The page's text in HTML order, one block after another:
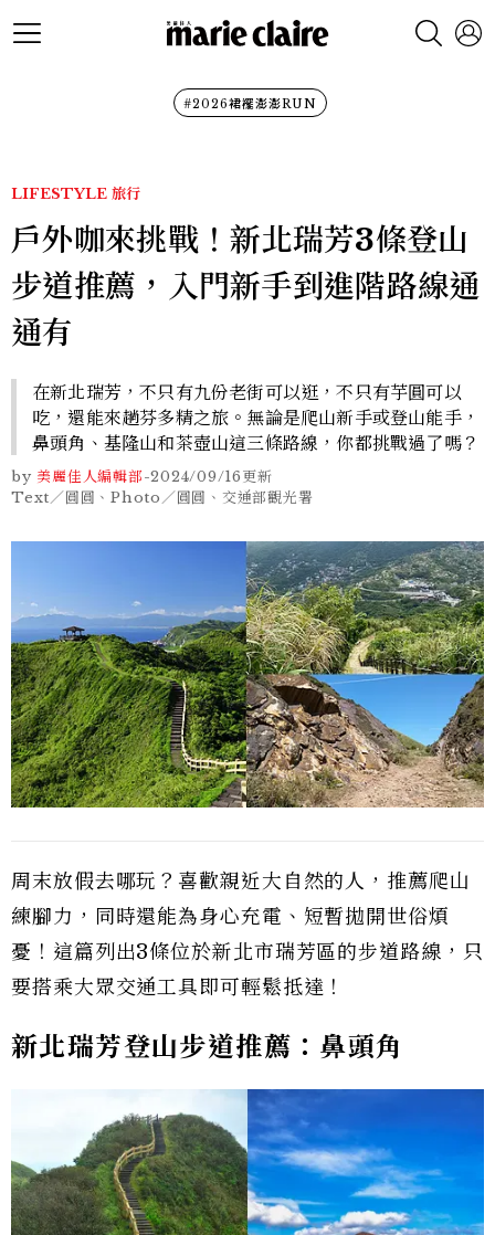
#2026裙襬澎澎RUN
LIFESTYLE 旅行
戶外咖來挑戰！新北瑞芳3條登山
步道推薦，入門新手到進階路線通
通有
在新北瑞芳，不只有九份老街可以逛，不只有芋圓可以
吃，還能來趟芬多精之旅。無論是爬山新手或登山能手，
鼻頭角、基隆山和茶壺山這三條路線，你都挑戰過了嗎？
by 美麗佳人編輯部-2024/09/16更新
Text／圓圓、Photo／圓圓、交通部觀光署
周末放假去哪玩？喜歡親近大自然的人，推薦爬山
練腳力，同時還能為身心充電、短暫拋開世俗煩
憂！這篇列出3條位於新北市瑞芳區的步道路線，只
要搭乘大眾交通工具即可輕鬆抵達！
新北瑞芳登山步道推薦：鼻頭角